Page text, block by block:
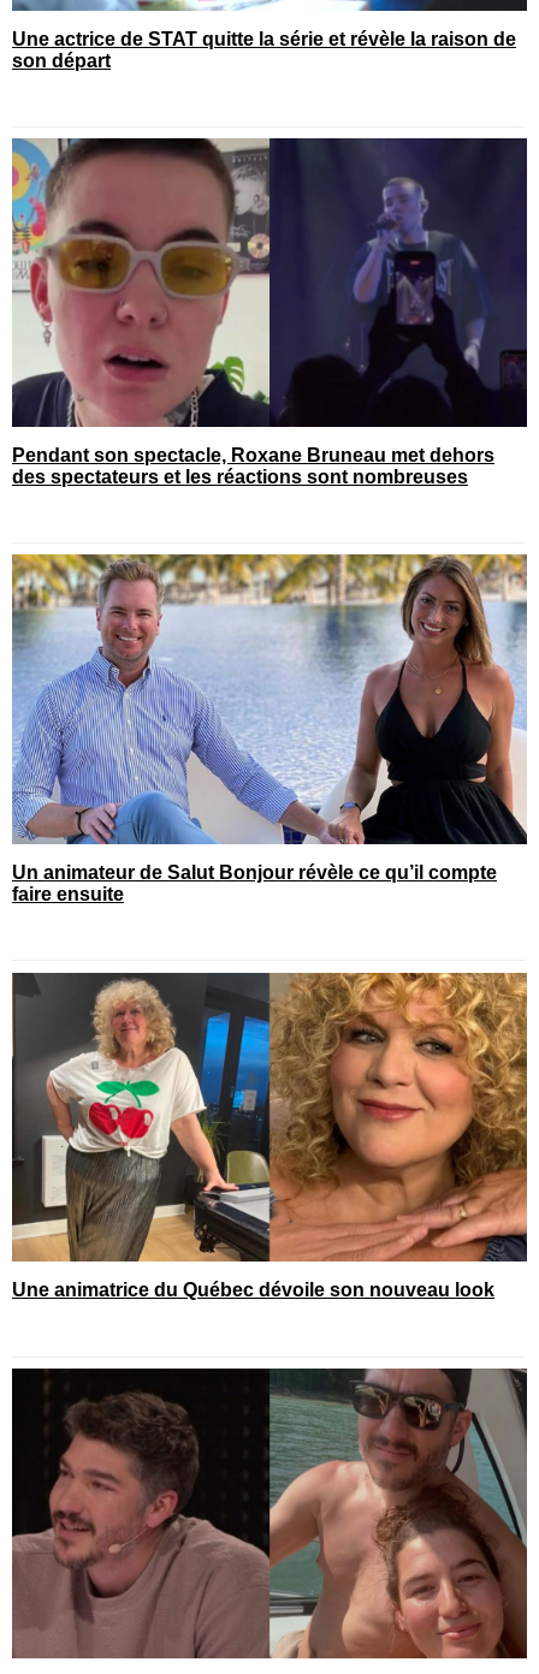
Une actrice de STAT quitte la série et révèle la raison de
son départ
Pendant son spectacle, Roxane Bruneau met dehors
des spectateurs et les réactions sont nombreuses
Un animateur de Salut Bonjour révèle ce qu’il compte
faire ensuite
Une animatrice du Québec dévoile son nouveau look